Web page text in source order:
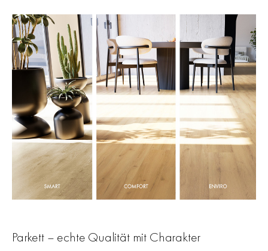
Parkett – echte Qualität mit Charakter